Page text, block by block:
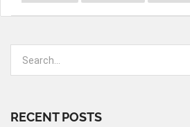
RECENT POSTS